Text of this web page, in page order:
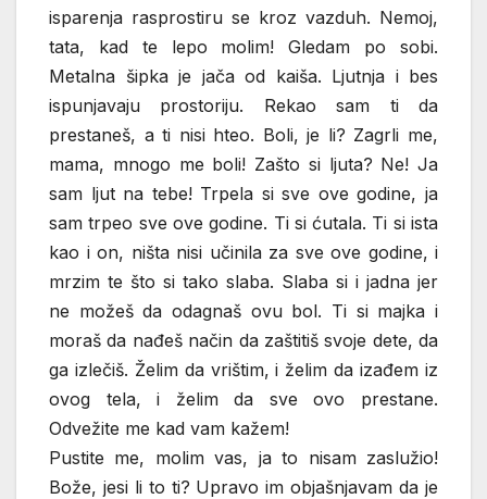
isparenja rasprostiru se kroz vazduh. Nemoj,
tata, kad te lepo molim! Gledam po sobi.
Metalna šipka je jača od kaiša. Ljutnja i bes
ispunjavaju prostoriju. Rekao sam ti da
prestaneš, a ti nisi hteo. Boli, je li? Zagrli me,
mama, mnogo me boli! Zašto si ljuta? Ne! Ja
sam ljut na tebe! Trpela si sve ove godine, ja
sam trpeo sve ove godine. Ti si ćutala. Ti si ista
kao i on, ništa nisi učinila za sve ove godine, i
mrzim te što si tako slaba. Slaba si i jadna jer
ne možeš da odagnaš ovu bol. Ti si majka i
moraš da nađeš način da zaštitiš svoje dete, da
ga izlečiš. Želim da vrištim, i želim da izađem iz
ovog tela, i želim da sve ovo prestane.
Odvežite me kad vam kažem!
Pustite me, molim vas, ja to nisam zaslužio!
Bože, jesi li to ti? Upravo im objašnjavam da je